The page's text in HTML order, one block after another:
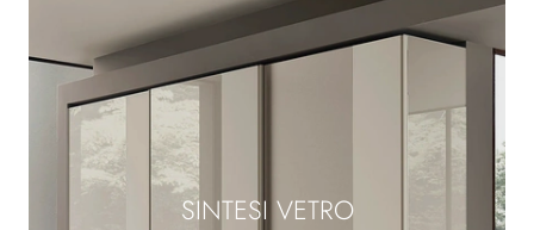
SINTESI VETRO